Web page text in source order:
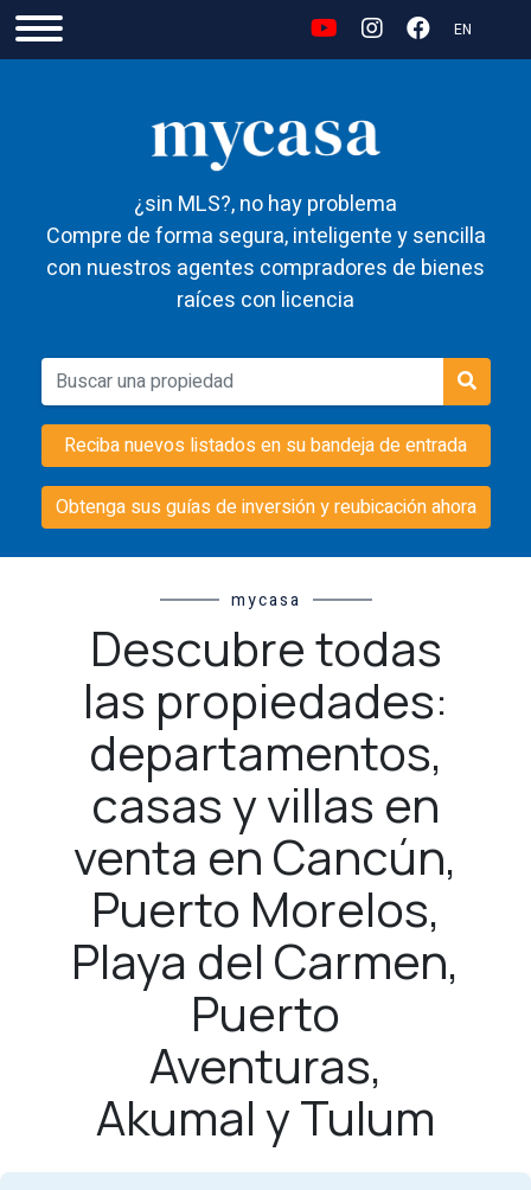
EN
¿sin MLS?, no hay problema
Compre de forma segura, inteligente y sencilla
con nuestros agentes compradores de bienes
raíces con licencia
Reciba nuevos listados en su bandeja de entrada
Obtenga sus guías de inversión y reubicación ahora
mycasa
Descubre todas
las propiedades:
departamentos,
casas y villas en
venta en Cancún,
Puerto Morelos,
Playa del Carmen,
Puerto
Aventuras,
Akumal y Tulum